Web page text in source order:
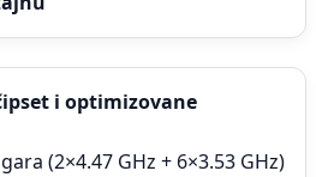
i optimizovane
(2×4.47 GHz + 6×3.53 GHz)